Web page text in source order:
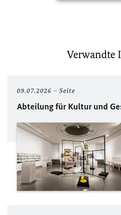
Verwandte
09.07.2026 Seite
Abteilung für Kultur und